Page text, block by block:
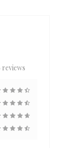
reviews